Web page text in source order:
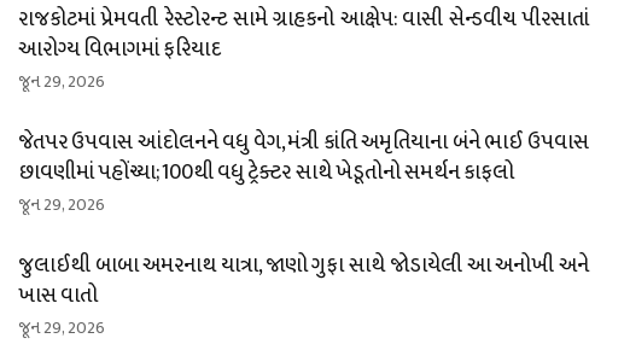
રાજકોટમાં પ્રેમવતી રેસ્ટોરન્ટ સામે ગ્રાહકનો આક્ષેપ: વાસી સેન્ડવીચ પીરસાતાં
આરોગ્ય વિભાગમાં ફરિયાદ
જૂન 29, 2026
જેતપર ઉપવાસ આંદોલનને વધુ વેગ, મંત્રી કાંતિ અમૃતિયાના બંને ભાઈ ઉપવાસ
છાવણીમાં પહોંચ્યા; 100થી વધુ ટ્રેક્ટર સાથે ખેડૂતોનો સમર્થન કાફલો
જૂન 29, 2026
જુલાઈથી બાબા અમરનાથ યાત્રા, જાણો ગુફા સાથે જોડાયેલી આ અનોખી અને
ખાસ વાતો
જૂન 29, 2026